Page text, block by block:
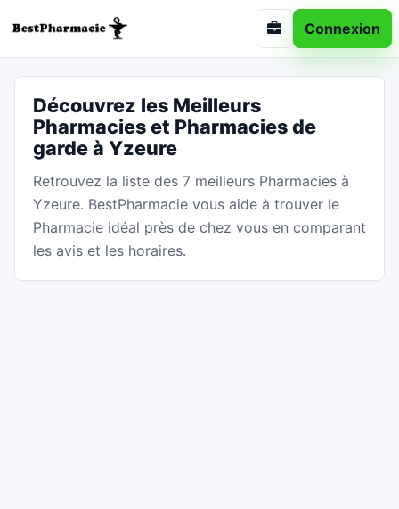
Connexion
Découvrez les Meilleurs
Pharmacies et Pharmacies de
garde à Yzeure
Retrouvez la liste des 7 meilleurs Pharmacies à
Yzeure. BestPharmacie vous aide à trouver le
Pharmacie idéal près de chez vous en comparant
les avis et les horaires.